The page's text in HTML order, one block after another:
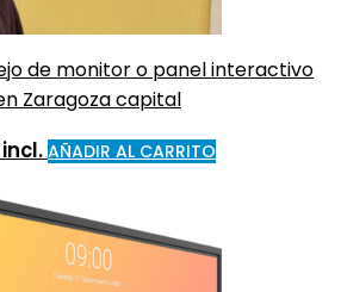
de monitor o panel interactivo
Zaragoza capital
AÑADIR AL CARRITO